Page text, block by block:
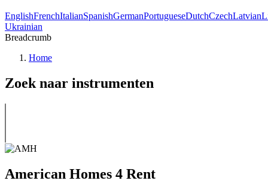
EnglishFrenchItalianSpanishGermanPortugueseDutchCzechLatvian
Ukrainian
Breadcrumb
Home
Zoek naar instrumenten
American Homes 4 Rent